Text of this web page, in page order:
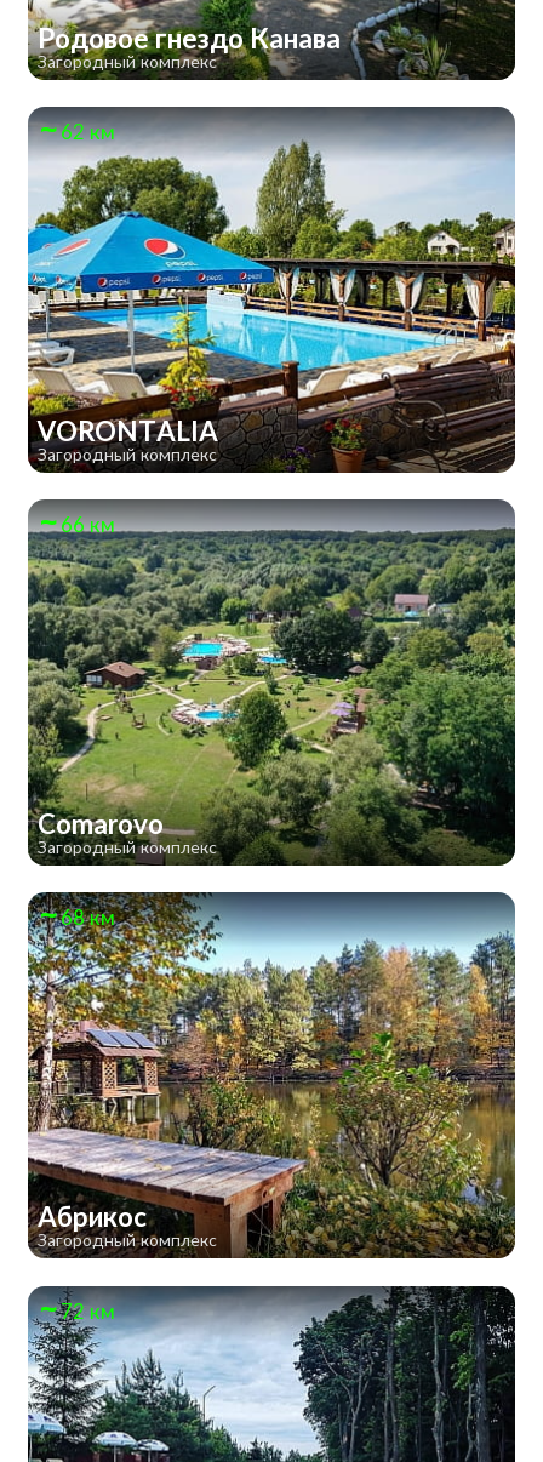
Родовое гнездо Канава
Загородный комплекс
62 км
VORONTALIA
Загородный комплекс
66 км
Comarovo
Загородный комплекс
68 км
Абрикос
Загородный комплекс
72 км